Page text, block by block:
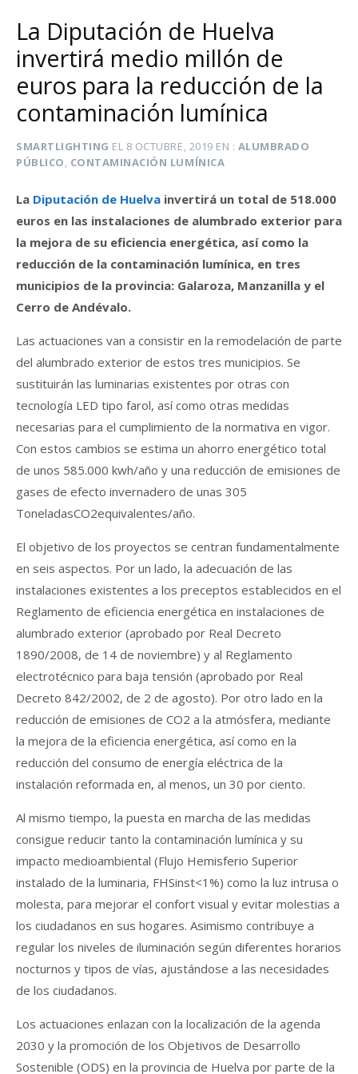
La Diputación de Huelva
invertirá medio millón de
euros para la reducción de la
contaminación lumínica
SMARTLIGHTING EL 8 OCTUBRE, 2019 EN
ALUMBRADO
PÚBLICO, CONTAMINACIÓN LUMÍNICA
La Diputación de Huelva invertirá un total de 518.000
euros en las instalaciones de alumbrado exterior para
la mejora de su eficiencia energética, así como la
reducción de la contaminación lumínica, en tres
municipios de la provincia: Galaroza, Manzanilla y el
Cerro de Andévalo.
Las actuaciones van a consistir en la remodelación de parte
del alumbrado exterior de estos tres municipios. Se
sustituirán las luminarias existentes por otras con
tecnología LED tipo farol, así como otras medidas
necesarias para el cumplimiento de la normativa en vigor.
Con estos cambios se estima un ahorro energético total
de unos 585.000 kwh/año y una reducción de emisiones de
gases de efecto invernadero de unas 305
ToneladasCO2equivalentes/año.
El objetivo de los proyectos se centran fundamentalmente
en seis aspectos. Por un lado, la adecuación de las
instalaciones existentes a los preceptos establecidos en el
Reglamento de eficiencia energética en instalaciones de
alumbrado exterior (aprobado por Real Decreto
1890/2008, de 14 de noviembre) y al Reglamento
electrotécnico para baja tensión (aprobado por Real
Decreto 842/2002, de 2 de agosto). Por otro lado en la
reducción de emisiones de CO2 a la atmósfera, mediante
la mejora de la eficiencia energética, así como en la
reducción del consumo de energía eléctrica de la
instalación reformada en, al menos, un 30 por ciento.
Al mismo tiempo, la puesta en marcha de las medidas
consigue reducir tanto la contaminación lumínica y su
impacto medioambiental (Flujo Hemisferio Superior
instalado de la luminaria, FHSinst<1%) como la luz intrusa o
molesta, para mejorar el confort visual y evitar molestias a
los ciudadanos en sus hogares. Asimismo contribuye a
regular los niveles de iluminación según diferentes horarios
nocturnos y tipos de vías, ajustándose a las necesidades
de los ciudadanos.
Los actuaciones enlazan con la localización de la agenda
2030 y la promoción de los Objetivos de Desarrollo
Sostenible (ODS) en la provincia de Huelva por parte de la